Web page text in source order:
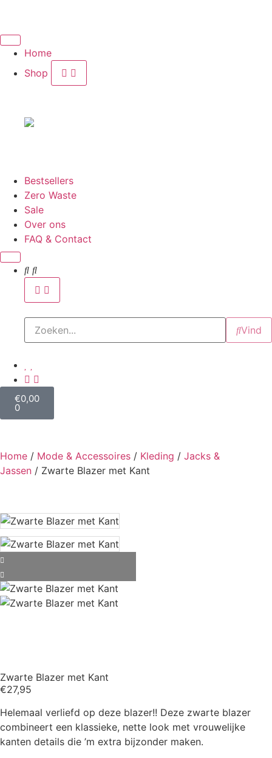
Home
Shop
Bestsellers
Zero Waste
Sale
Over ons
FAQ & Contact
Vind
€0,00
0
Home / Mode & Accessoires / Kleding / Jacks &
Jassen / Zwarte Blazer met Kant
Zwarte Blazer met Kant
€27,95
Helemaal verliefd op deze blazer!! Deze zwarte blazer
combineert een klassieke, nette look met vrouwelijke
kanten details die ’m extra bijzonder maken.